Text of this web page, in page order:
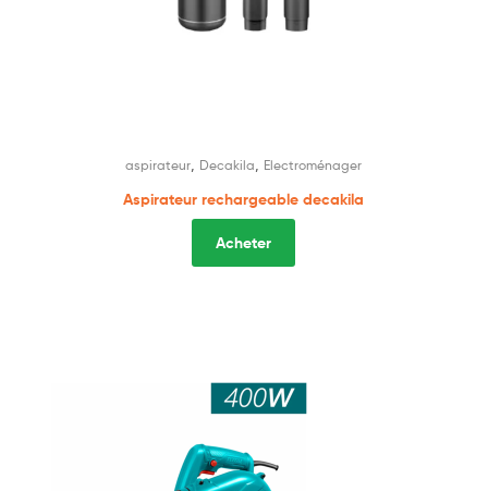
aspirateur Decakila Electroménager
Aspirateur rechargeable decakila
Acheter